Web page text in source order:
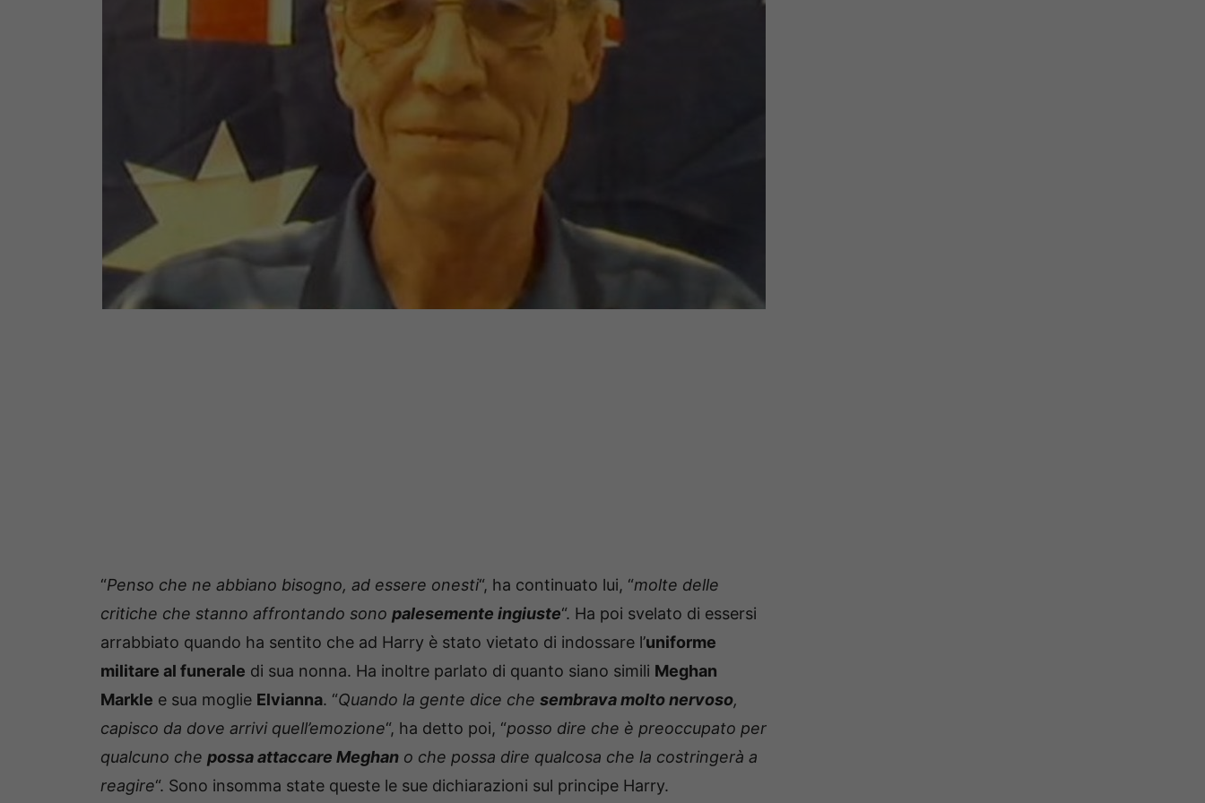
“Penso che ne abbiano bisogno, ad essere onesti“, ha continuato lui, “molte delle
critiche che stanno affrontando sono palesemente ingiuste“. Ha poi svelato di essersi
arrabbiato quando ha sentito che ad Harry è stato vietato di indossare l’uniforme
militare al funerale di sua nonna. Ha inoltre parlato di quanto siano simili Meghan
Markle e sua moglie Elvianna. “Quando la gente dice che sembrava molto nervoso,
capisco da dove arrivi quell’emozione“, ha detto poi, “posso dire che è preoccupato per
qualcuno che possa attaccare Meghan o che possa dire qualcosa che la costringerà a
reagire“. Sono insomma state queste le sue dichiarazioni sul principe Harry.